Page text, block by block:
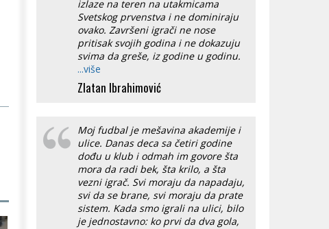
izlaze na teren na utakmicama
Svetskog prvenstva i ne dominiraju
ovako. Završeni igrači ne nose
pritisak svojih godina i ne dokazuju
svima da greše, iz godine u godinu.
...više
Zlatan Ibrahimović
Moj fudbal je mešavina akademije i
ulice. Danas deca sa četiri godine
dođu u klub i odmah im govore šta
mora da radi bek, šta krilo, a šta
vezni igrač. Svi moraju da napadaju,
svi da se brane, svi moraju da prate
sistem. Kada smo igrali na ulici, bilo
je jednostavno: ko prvi da dva gola,